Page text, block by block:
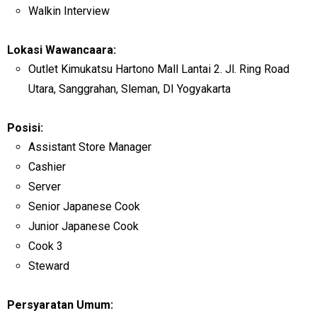
Walkin Interview
Lokasi Wawancaara:
Outlet Kimukatsu Hartono Mall Lantai 2. Jl. Ring Road
Utara, Sanggrahan, Sleman, DI Yogyakarta
Posisi:
Assistant Store Manager
Cashier
Server
Senior Japanese Cook
Junior Japanese Cook
Cook 3
Steward
Persyaratan Umum: